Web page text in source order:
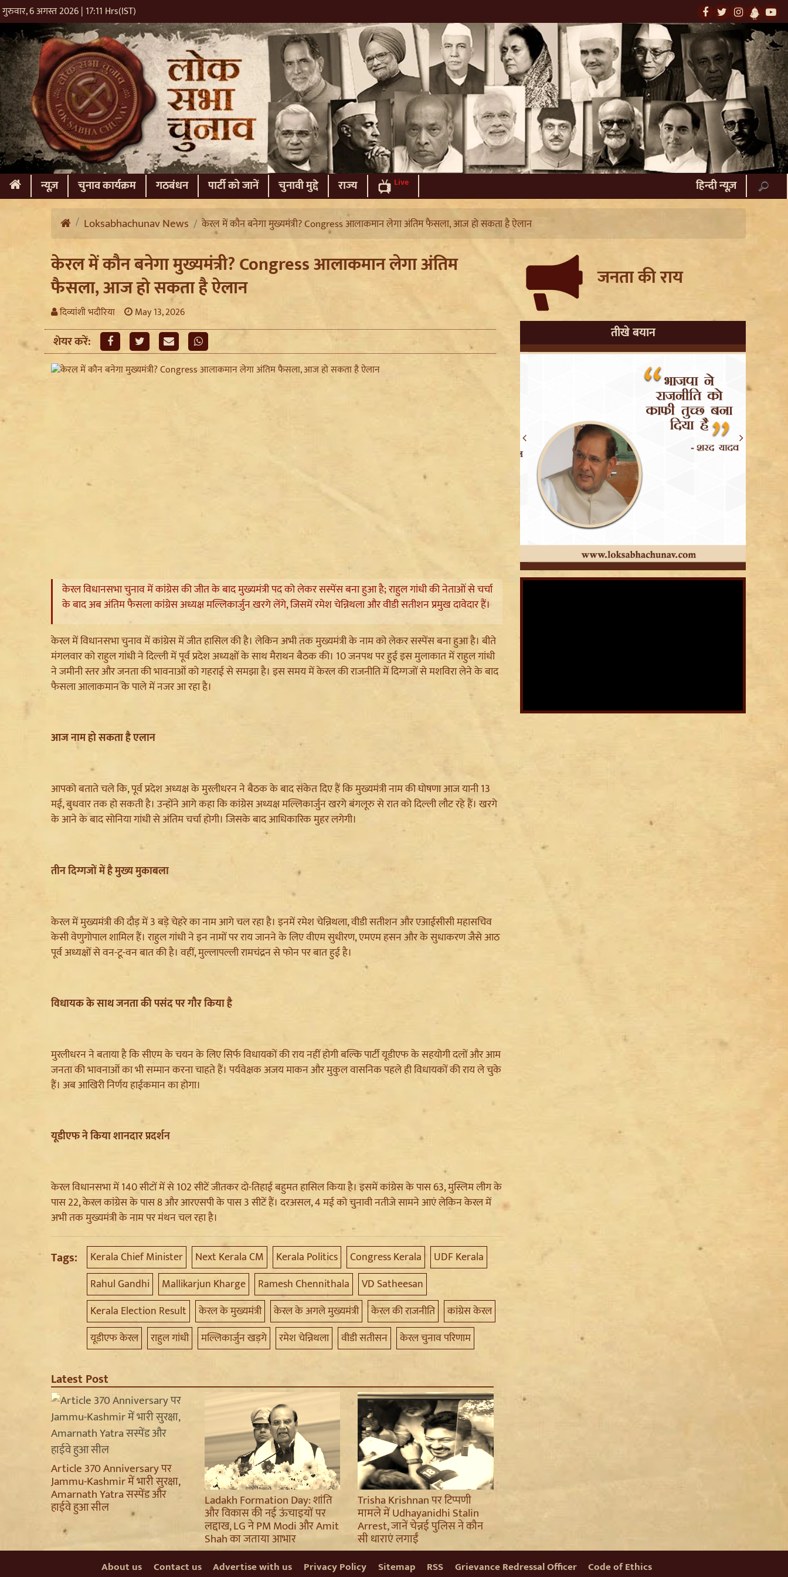
गुरुवार, 6 अगस्त 2026 | 17:11 Hrs(IST)
(current)
न्यूज़ चुनाव कार्यक्रम गठबंधन पार्टी को जानें चुनावी मुद्दे राज्य Live हिन्दी न्यूज़
Loksabhachunav News केरल में कौन बनेगा मुख्यमंत्री? Congress आलाकमान लेगा अंतिम फैसला, आज हो सकता है ऐलान
केरल में कौन बनेगा मुख्यमंत्री? Congress आलाकमान लेगा अंतिम
फैसला, आज हो सकता है ऐलान
दिव्यांशी भदौरिया May 13, 2026
शेयर करें:
केरल विधानसभा चुनाव में कांग्रेस की जीत के बाद मुख्यमंत्री पद को लेकर सस्पेंस बना हुआ है; राहुल गांधी की नेताओं से चर्चा
के बाद अब अंतिम फैसला कांग्रेस अध्यक्ष मल्लिकार्जुन खरगे लेंगे, जिसमें रमेश चेन्निथला और वीडी सतीशन प्रमुख दावेदार हैं।
केरल में विधानसभा चुनाव में कांग्रेस में जीत हासिल की है। लेकिन अभी तक मुख्यमंत्री के नाम को लेकर सस्पेंस बना हुआ है। बीते
मंगलवार को राहुल गांधी ने दिल्ली में पूर्व प्रदेश अध्यक्षों के साथ मैराथन बैठक की। 10 जनपथ पर हुई इस मुलाकात में राहुल गांधी
ने जमीनी स्तर और जनता की भावनाओं को गहराई से समझा है। इस समय में केरल की राजनीति में दिग्गजों से मशविरा लेने के बाद
फैसला आलाकमान के पाले में नजर आ रहा है।
आज नाम हो सकता है एलान
आपको बताते चले कि, पूर्व प्रदेश अध्यक्ष के मुरलीधरन ने बैठक के बाद संकेत दिए हैं कि मुख्यमंत्री नाम की घोषणा आज यानी 13
मई, बुधवार तक हो सकती है। उन्होंने आगे कहा कि कांग्रेस अध्यक्ष मल्लिकार्जुन खरगे बंगलूरु से रात को दिल्ली लौट रहे हैं। खरगे
के आने के बाद सोनिया गांधी से अंतिम चर्चा होगी। जिसके बाद आधिकारिक मुहर लगेगी।
तीन दिग्गजों में है मुख्य मुकाबला
केरल में मुख्यमंत्री की दौड़ में 3 बड़े चेहरे का नाम आगे चल रहा है। इनमें रमेश चेन्निथला, वीडी सतीशन और एआईसीसी महासचिव
केसी वेणुगोपाल शामिल हैं। राहुल गांधी ने इन नामों पर राय जानने के लिए वीएम सुधीरण, एमएम हसन और के सुधाकरण जैसे आठ
पूर्व अध्यक्षों से वन-टू-वन बात की है। वहीं, मुल्लापल्ली रामचंद्रन से फोन पर बात हुई है।
विधायक के साथ जनता की पसंद पर गौर किया है
मुरलीधरन ने बताया है कि सीएम के चयन के लिए सिर्फ विधायकों की राय नहीं होगी बल्कि पार्टी यूडीएफ के सहयोगी दलों और आम
जनता की भावनाओं का भी सम्मान करना चाहते हैं। पर्यवेक्षक अजय माकन और मुकुल वासनिक पहले ही विधायकों की राय ले चुके
हैं। अब आखिरी निर्णय हाईकमान का होगा।
यूडीएफ ने किया शानदार प्रदर्शन
केरल विधानसभा में 140 सीटों में से 102 सीटें जीतकर दो-तिहाई बहुमत हासिल किया है। इसमें कांग्रेस के पास 63, मुस्लिम लीग के
पास 22, केरल कांग्रेस के पास 8 और आरएसपी के पास 3 सीटें हैं। दरअसल, 4 मई को चुनावी नतीजे सामने आएं लेकिन केरल में
अभी तक मुख्यमंत्री के नाम पर मंथन चल रहा है।
Tags: Kerala Chief Minister Next Kerala CM Kerala Politics Congress Kerala
UDF Kerala
Rahul Gandhi
Mallikarjun Kharge Ramesh Chennithala
VD Satheesan
Kerala Election Result
केरल के मुख्यमंत्री केरल के अगले मुख्यमंत्री केरल की राजनीति
कांग्रेस केरल
यूडीएफ केरल
राहुल गांधी मल्लिकार्जुन खड़गे रमेश चेन्निथला वीडी सतीसन केरल चुनाव परिणाम
Latest Post
Article 370 Anniversary पर
Jammu-Kashmir में भारी सुरक्षा,
Amarnath Yatra सस्पेंड और
हाईवे हुआ सील Ladakh Formation Day: शांति
और विकास की नई ऊंचाइयों पर
लद्दाख, LG ने PM Modi और Amit
Shah का जताया आभार
Trisha Krishnan पर टिप्पणी
मामले में Udhayanidhi Stalin
Arrest, जानें चेन्नई पुलिस ने कौन
सी धाराएं लगाईं
जनता की राय
तीखे बयान
About us Contact us Advertise with us Privacy Policy Sitemap RSS Grievance Redressal Officer Code of Ethics